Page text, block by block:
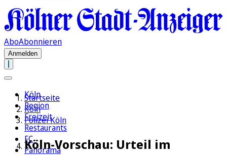
AboAbonnieren
Anmelden
Köln
Region
Freizeit
Restaurants
FC
Panorama
Startseite
Köln
Polizei Köln
Köln-Vorschau: Urteil im